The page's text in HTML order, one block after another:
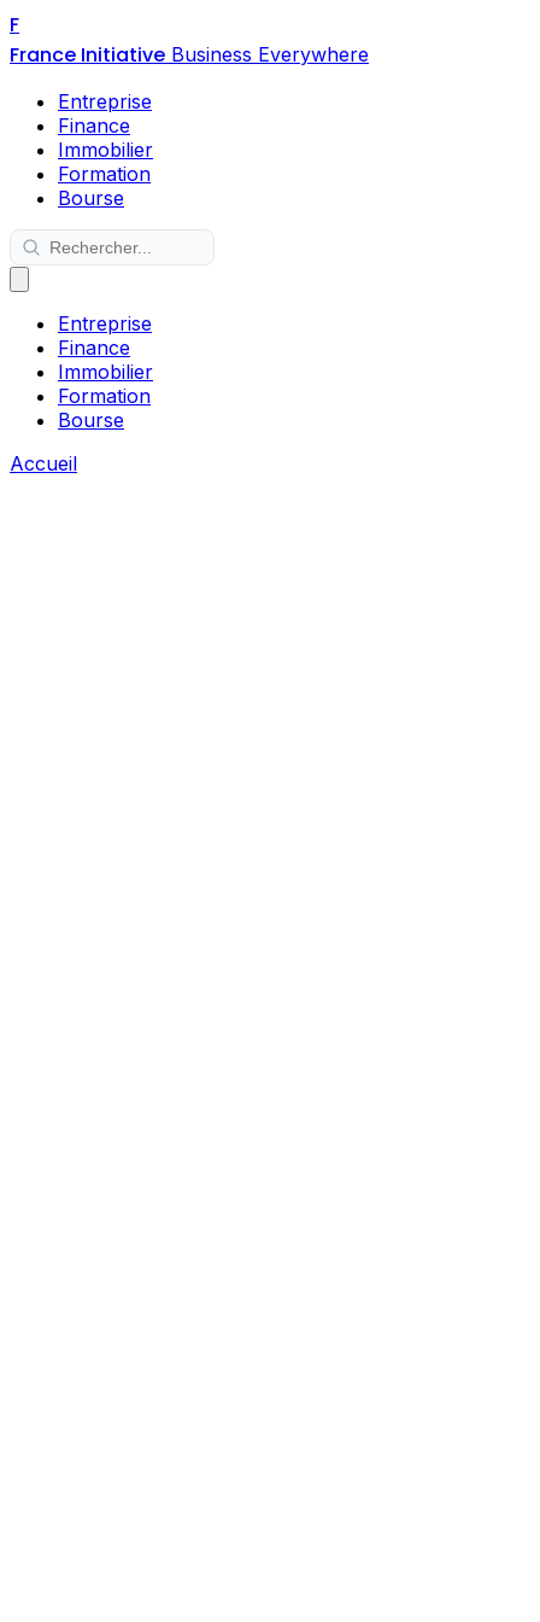
F
France Initiative Business Everywhere
Entreprise
Finance
Immobilier
Formation
Bourse
Entreprise
Finance
Immobilier
Formation
Bourse
Accueil